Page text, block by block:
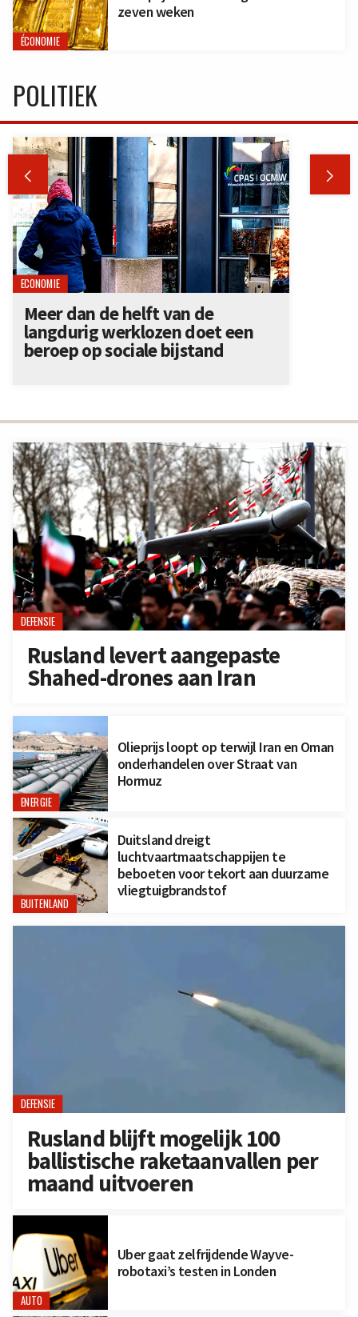
ÉCONOMIE
zeven weken
DEFENSIE
Rusland levert aangepaste
Shahed-drones aan Iran
ENERGIE
Olieprijs loopt op terwijl Iran en Oman
onderhandelen over Straat van
Hormuz
BUITENLAND
Duitsland dreigt
luchtvaartmaatschappijen te
beboeten voor tekort aan duurzame
vliegtuigbrandstof
DEFENSIE
Rusland blijft mogelijk 100
ballistische raketaanvallen per
maand uitvoeren
AUTO
Uber gaat zelfrijdende Wayve-
robotaxi’s testen in Londen
POLITIEK
 
ECONOMIE
Meer dan de helft van de
langdurig werklozen doet een
beroep op sociale bijstand